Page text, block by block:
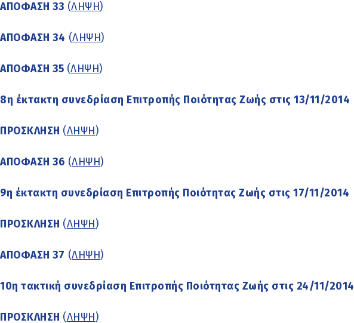
ΑΠΟΦΑΣΗ 33 (ΛΗΨΗ)
ΑΠΟΦΑΣΗ 34 (ΛΗΨΗ)
ΑΠΟΦΑΣΗ 35 (ΛΗΨΗ)
8η έκτακτη συνεδρίαση Επιτροπής Ποιότητας Ζωής στις 13/11/2014
ΠΡΟΣΚΛΗΣΗ (ΛΗΨΗ)
ΑΠΟΦΑΣΗ 36 (ΛΗΨΗ)
9η έκτακτη συνεδρίαση Επιτροπής Ποιότητας Ζωής στις 17/11/2014
ΠΡΟΣΚΛΗΣΗ (ΛΗΨΗ)
ΑΠΟΦΑΣΗ 37 (ΛΗΨΗ)
10η τακτική συνεδρίαση Επιτροπής Ποιότητας Ζωής στις 24/11/2014
ΠΡΟΣΚΛΗΣΗ (ΛΗΨΗ)